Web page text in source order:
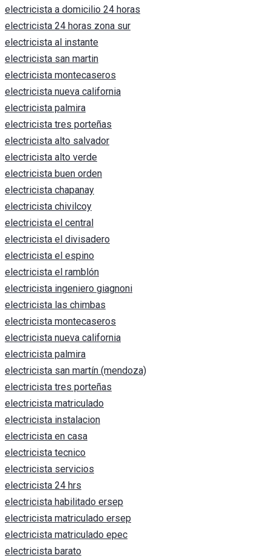
electricista a domicilio 24 horas
electricista 24 horas zona sur
electricista al instante
electricista san martin
electricista montecaseros
electricista nueva california
electricista palmira
electricista tres porteñas
electricista alto salvador
electricista alto verde
electricista buen orden
electricista chapanay
electricista chivilcoy
electricista el central
electricista el divisadero
electricista el espino
electricista el ramblón
electricista ingeniero giagnoni
electricista las chimbas
electricista montecaseros
electricista nueva california
electricista palmira
electricista san martín (mendoza)
electricista tres porteñas
electricista matriculado
electricista instalacion
electricista en casa
electricista tecnico
electricista servicios
electricista 24 hrs
electricista habilitado ersep
electricista matriculado ersep
electricista matriculado epec
electricista barato